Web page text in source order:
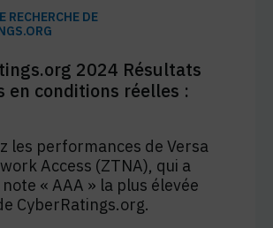
RECHERCHE DE
2024 Résultats
en conditions réelles :
les performances de Versa
Access (ZTNA), qui a
« AAA » la plus élevée
CyberRatings.org.